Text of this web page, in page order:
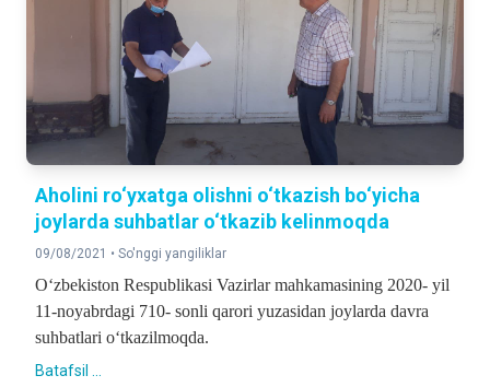
Aholini ro‘yxatga olishni o‘tkazish bo‘yicha
joylarda suhbatlar o‘tkazib kelinmoqda
09/08/2021 • So'nggi yangiliklar
O‘zbekiston Respublikasi Vazirlar mahkamasining 2020- yil
11-noyabrdagi 710- sonli qarori yuzasidan joylarda davra
suhbatlari o‘tkazilmoqda.
Batafsil ...